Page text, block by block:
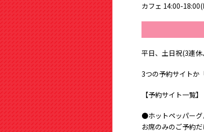
カフェ 14:00-
平日、土日祝(3連休
3つの予約サイトか
【予約サイト一覧】
●ホットペッパーグ
お席のみのご予約